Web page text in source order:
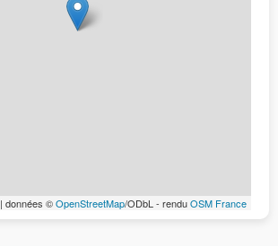
| données ©OpenStreetMap/ODbL - renduOSM France